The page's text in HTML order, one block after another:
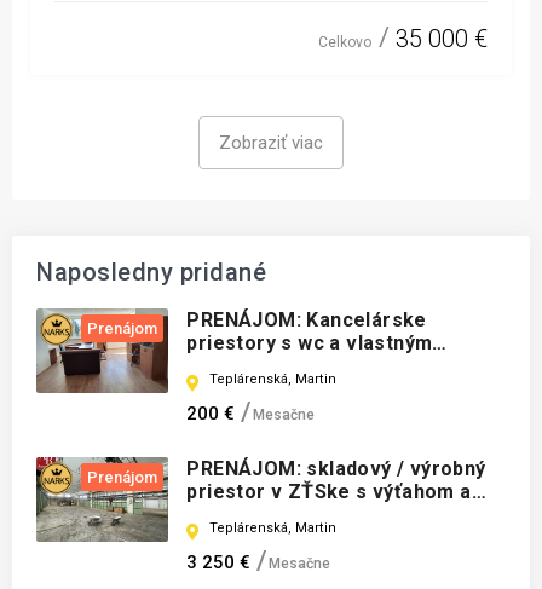
Celkovo 35 000 €
Zobraziť viac
Naposledny pridané
Prenájom
PRENÁJOM: Kancelárske
priestory s wc a vlastným
Teplárenská, Martin
200 € Mesačne
Prenájom
PRENÁJOM: skladový / výrobný
priestor v ZŤSke s výťahom a
Teplárenská, Martin
3 250 € Mesačne